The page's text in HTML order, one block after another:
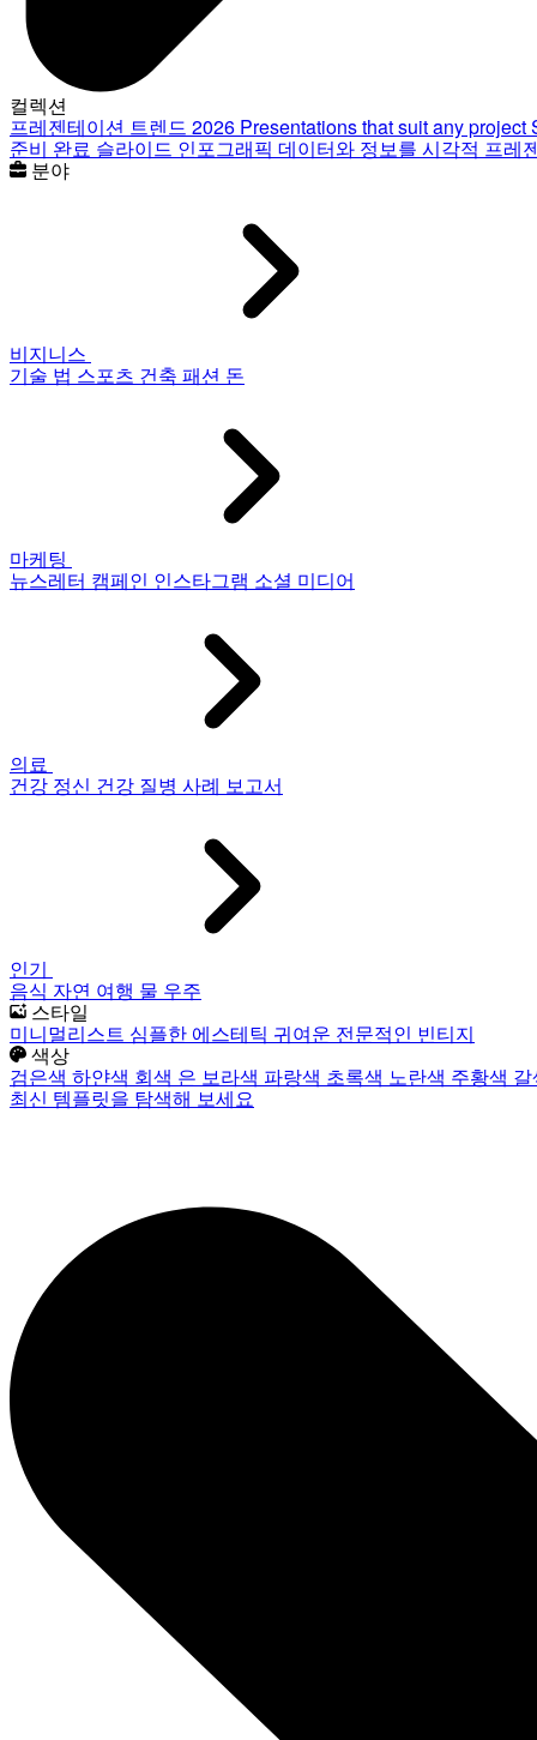
컬렉션
프레젠테이션 트렌드 2026 Presentations that suit any project
준비 완료 슬라이드 인포그래픽 데이터와 정보를 시각적 프레
분야
비지니스
기술 법 스포츠 건축 패션 돈
마케팅
뉴스레터 캠페인 인스타그램 소셜 미디어
의료
건강 정신 건강 질병 사례 보고서
인기
음식 자연 여행 물 우주
스타일
미니멀리스트 심플한 에스테틱 귀여운 전문적인 빈티지
색상
검은색 하얀색 회색 은 보라색 파랑색 초록색 노란색 주황색
최신 템플릿을 탐색해 보세요